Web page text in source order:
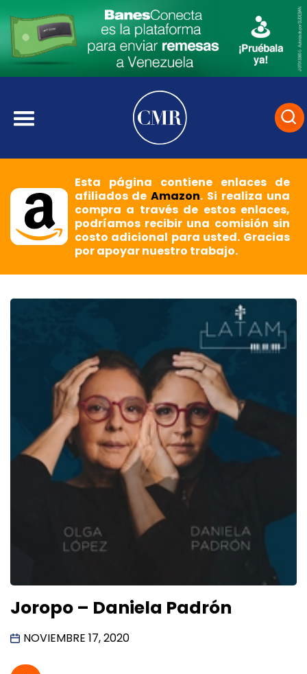
Esta página contiene enlaces de
afiliados deAmazon. Si realiza una
compra a través de estos enlaces,
podríamos recibir una comisión sin
costo adicional para usted. Gracias
por apoyar nuestro trabajo.
Joropo – Daniela Padrón
NOVIEMBRE 17, 2020